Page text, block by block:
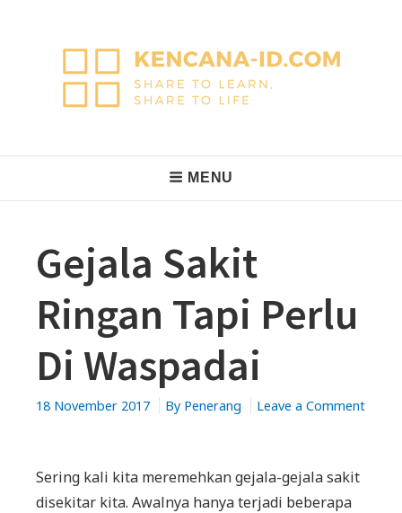
Navigation
MENU
Gejala Sakit
Ringan Tapi Perlu
Di Waspadai
18 November 2017 By Penerang
Leave a Comment
Sakit
Ringan
Sering kali kita meremehkan gejala-gejala sakit
disekitar kita. Awalnya hanya terjadi beberapa